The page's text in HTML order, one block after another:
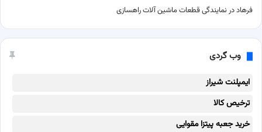
فرهاددر نمایندگی قطعات ماشین آلات راهسازی
وب گردی
ایمپلنت شیراز
ترخیص کالا
خرید جعبه پیتزا مقوایی